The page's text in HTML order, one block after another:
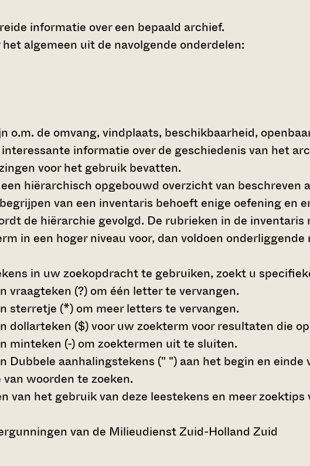
informatie over een bepaald archief.
algemeen uit de navolgende onderdelen:
o.m. de omvang, vindplaats, beschikbaarheid,
informatie over de geschiedenis van het
voor het gebruik bevatten.
hiërarchisch opgebouwd overzicht van beschreven
van een inventaris behoeft enige oefening en
de hiërarchie gevolgd. De rubrieken in de
in een hoger niveau voor, dan voldoen onderliggende
in uw zoekopdracht te gebruiken, zoekt u
vraagteken (?) om één letter te vervangen.
sterretje (*) om meer letters te vervangen.
dollarteken ($)voor uw zoekterm voor resultaten die
minteken (-) om zoektermen uit te sluiten.
Dubbele aanhalingstekens (" ") aan het begin en einde
woorden te zoeken.
van het gebruik van deze leestekens en meer zoektips
van de Milieudienst Zuid-Holland Zuid